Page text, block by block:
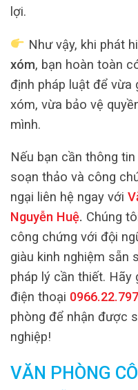
lợi.
Như vậy, khi phát
xóm, bạn hoàn toàn
định pháp luật để vừa
xóm, vừa bảo vệ
mình.
Nếu bạn cần thông
soạn thảo và công
ngại liên hệ ngay với
Nguyễn Huệ. Chúng
công chứng với đội
giàu kinh nghiệm sẵn
pháp lý cần thiết.
điện thoại
phòng để nhận được
nghiệp!
VĂN PHÒNG